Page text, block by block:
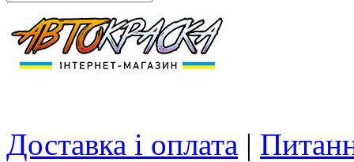
Доставка і оплата |